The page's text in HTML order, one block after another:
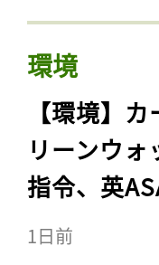
環境
【環境】
リーンウ
指令、英
1日前